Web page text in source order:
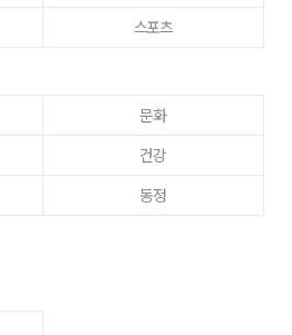
스포츠
문화
건강
동정